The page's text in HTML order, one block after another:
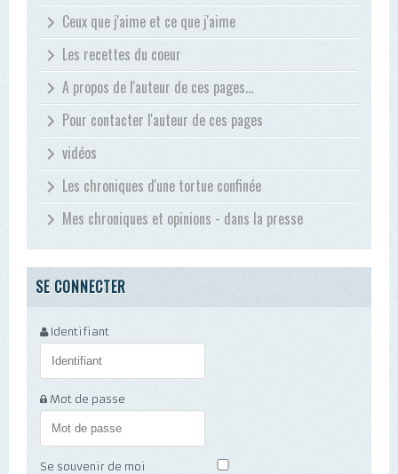
Ceux que j'aime et ce que j'aime
Les recettes du coeur
A propos de l'auteur de ces pages...
Pour contacter l'auteur de ces pages
vidéos
Les chroniques d'une tortue confinée
Mes chroniques et opinions - dans la presse
SE CONNECTER
Identifiant
Mot de passe
Se souvenir de moi